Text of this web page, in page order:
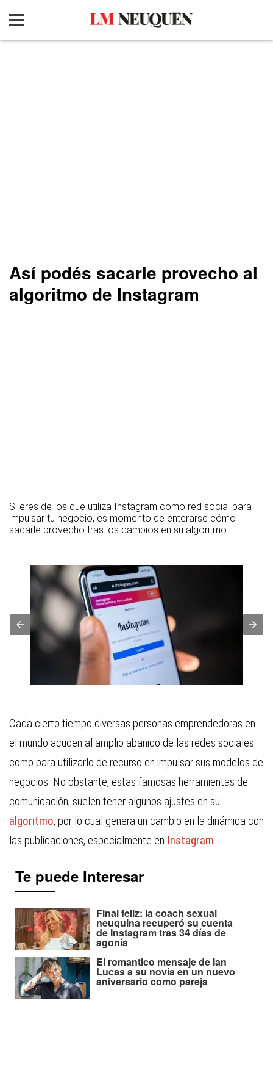
Así podés sacarle provecho al
algoritmo de Instagram
Si eres de los que utiliza Instagram como red social para
impulsar tu negocio, es momento de enterarse cómo
sacarle provecho tras los cambios en su algoritmo.
Cada cierto tiempo diversas personas emprendedoras en
el mundo acuden al amplio abanico de las redes sociales
como para utilizarlo de recurso en impulsar sus modelos de
negocios. No obstante, estas famosas herramientas de
comunicación, suelen tener algunos ajustes en su
algoritmo, por lo cual genera un cambio en la dinámica con
las publicaciones, especialmente en Instagram.
Te puede Interesar
Final feliz: la coach sexual
neuquina recuperó su cuenta
de Instagram tras 34 días de
agonía
El romantico mensaje de Ian
Lucas a su novia en un nuevo
aniversario como pareja